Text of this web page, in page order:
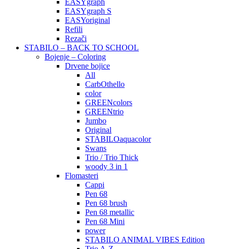
EASYgraph
EASYgraph S
EASYoriginal
Refili
Rezači
STABILO – BACK TO SCHOOL
Bojenje – Coloring
Drvene bojice
All
CarbOthello
color
GREENcolors
GREENtrio
Jumbo
Original
STABILOaquacolor
Swans
Trio / Trio Thick
woody 3 in 1
Flomasteri
Cappi
Pen 68
Pen 68 brush
Pen 68 metallic
Pen 68 Mini
power
STABILO ANIMAL VIBES Edition